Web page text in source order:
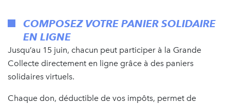
COMPOSEZ VOTRE PANIER SOLIDAIRE
EN LIGNE
Jusqu’au 15 juin, chacun peut participer à la Grande
Collecte directement en ligne grâce à des paniers
solidaires virtuels.
Chaque don, déductible de vos impôts, permet de